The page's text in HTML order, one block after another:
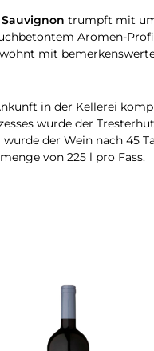
trumpft mit
Aromen-
mit
in der Kellerei
wurde der
der Wein nach 45
von 225 l pro Fass.